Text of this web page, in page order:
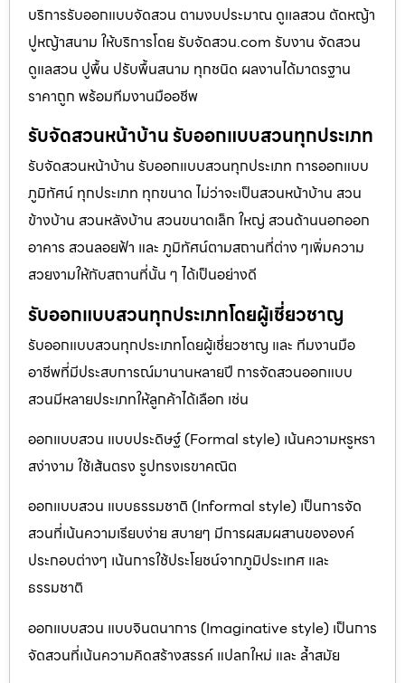
บริการรับออกแบบจัดสวน ตามงบประมาณ ดูเเลสวน ตัดหญ้า
ปูหญ้าสนาม ให้บริการโดย รับจัดสวน.com รับงาน จัดสวน
ดูแลสวน ปูพื้น ปรับพื้นสนาม ทุกชนิด ผลงานได้มาตรฐาน
ราคาถูก พร้อมทีมงานมืออชีพ
รับจัดสวนหน้าบ้าน รับออกแบบสวนทุกประเภท
รับจัดสวนหน้าบ้าน รับออกแบบสวนทุกประเภท การออกแบบ
ภูมิทัศน์ ทุกประเภท ทุกขนาด ไม่ว่าจะเป็นสวนหน้าบ้าน สวน
ข้างบ้าน สวนหลังบ้าน สวนขนาดเล็ก ใหญ่ สวนด้านนอกออก
อาคาร สวนลอยฟ้า และ ภูมิทัศน์ตามสถานที่ต่าง ๆเพิ่มความ
สวยงามให้กับสถานที่นั้น ๆ ได้เป็นอย่างดี
รับออกแบบสวนทุกประเภทโดยผู้เชี่ยวชาญ
รับออกแบบสวนทุกประเภทโดยผู้เชี่ยวชาญ และ ทีมงานมือ
อาชีพที่มีประสบการณ์มานานหลายปี การจัดสวนออกแบบ
สวนมีหลายประเภทให้ลูกค้าได้เลือก เช่น
ออกแบบสวน แบบประดิษฐ์ (Formal style) เน้นความหรูหรา
สง่างาม ใช้เส้นตรง รูปทรงเรขาคณิต
ออกแบบสวน แบบธรรมชาติ (Informal style) เป็นการจัด
สวนที่เน้นความเรียบง่าย สบายๆ มีการผสมผสานขององค์
ประกอบต่างๆ เน้นการใช้ประโยชน์จากภูมิประเทศ และ
ธรรมชาติ
ออกแบบสวน แบบจินตนาการ (Imaginative style) เป็นการ
จัดสวนที่เน้นความคิดสร้างสรรค์ แปลกใหม่ และ ล้ำสมัย